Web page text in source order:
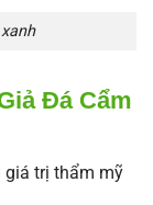
Đá Cẩm
giá trị thẩm mỹ